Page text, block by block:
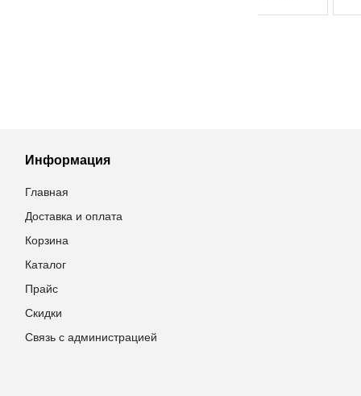
Информация
Главная
Доставка и оплата
Корзина
Каталог
Прайс
Скидки
Связь с администрацией